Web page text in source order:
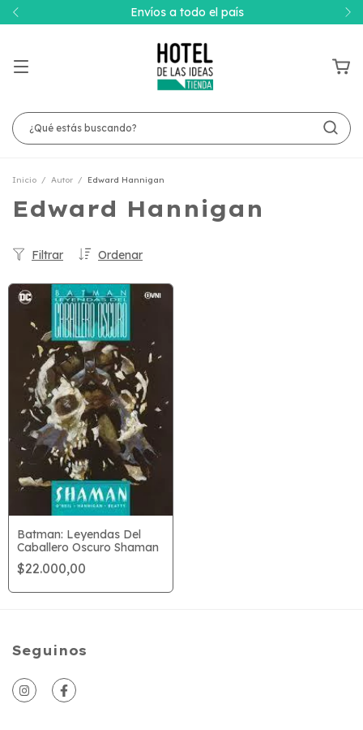
Envíos a todo el país
Inicio / Autor / Edward Hannigan
Edward Hannigan
Ordenar
Filtrar
Batman: Leyendas Del
Caballero Oscuro Shaman
$22.000,00
Seguinos